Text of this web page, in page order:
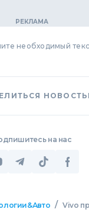
необходимый
на нас
/ Vivo